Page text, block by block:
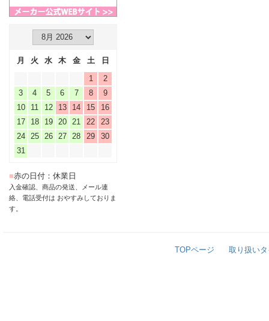
月 火 水 木 金 土
日
1
2
3
4 5 6 7 8
9
10
11 12 13 14 15
16
17
18 19 20 21 22
23
24
25 26 27 28 29
30
31
■赤の日付：休業日
入金確認、商品の発送、メール連
絡、電話受付は おやすみしておりま
す。
TOPページ 取り扱い